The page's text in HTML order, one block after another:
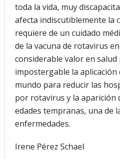
toda la vida, muy
afecta indiscutiblemente la
requiere de un cuidado
de la vacuna de rotavirus
considerable valor en salud
impostergable la aplicación
mundo para reducir las
por rotavirus y la aparición
edades tempranas, una de
enfermedades.
Irene Pérez Schael